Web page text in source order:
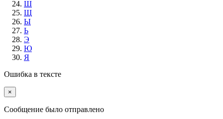
Ш
Щ
Ы
Ь
Э
Ю
Я
Ошибка в тексте
×
Cообщение было отправлено